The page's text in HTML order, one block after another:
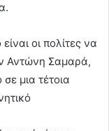
οι πολίτες να
Αντώνη Σαμαρά,
μια τέτοια